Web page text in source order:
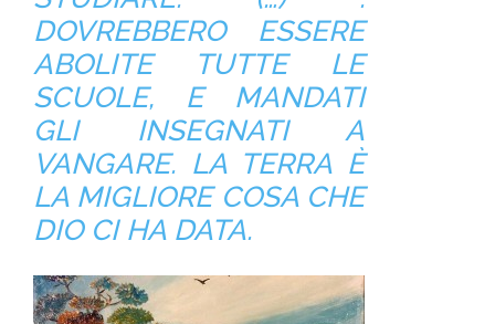
DOVREBBERO ESSERE
ABOLITE TUTTE LE
SCUOLE, E MANDATI
GLI INSEGNATI A
VANGARE. LA TERRA È
LA MIGLIORE COSA CHE
DIO CI HA DATA.